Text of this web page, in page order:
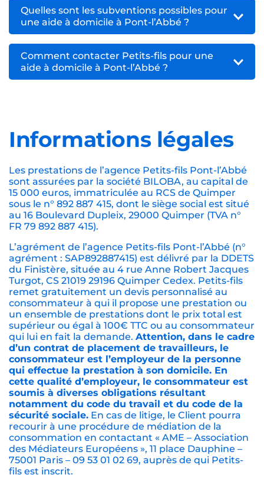
Quelles sont les subventions possibles pour
une aide à domicile à Pont-l’Abbé ?
Comment contacter Petits-fils pour une
aide à domicile à Pont-l’Abbé ?
Informations légales
Les prestations de l’agence Petits-fils Pont-l’Abbé
sont assurées par la société BILOBA, au capital de
15 000 euros, immatriculée au RCS de Quimper
sous le n° 892 887 415, dont le siège social est situé
au 16 Boulevard Dupleix, 29000 Quimper (TVA n°
FR 79 892 887 415).
L’agrément de l’agence Petits-fils Pont-l’Abbé (n°
agrément : SAP892887415) est délivré par la DDETS
du Finistère, située au 4 rue Anne Robert Jacques
Turgot, CS 21019 29196 Quimper Cedex. Petits-fils
remet gratuitement un devis personnalisé au
consommateur à qui il propose une prestation ou
un ensemble de prestations dont le prix total est
supérieur ou égal à 100€ TTC ou au consommateur
qui lui en fait la demande. Attention, dans le cadre
d’un contrat de placement de travailleurs, le
consommateur est l’employeur de la personne
qui effectue la prestation à son domicile. En
cette qualité d’employeur, le consommateur est
soumis à diverses obligations résultant
notamment du code du travail et du code de la
sécurité sociale. En cas de litige, le Client pourra
recourir à une procédure de médiation de la
consommation en contactant « AME – Association
des Médiateurs Européens », 11 place Dauphine –
75001 Paris – 09 53 01 02 69, auprès de qui Petits-
fils est inscrit.